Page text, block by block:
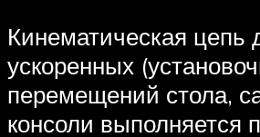
Кинематическая цепь
ускоренных
перемещений стола,
консоли выполняется